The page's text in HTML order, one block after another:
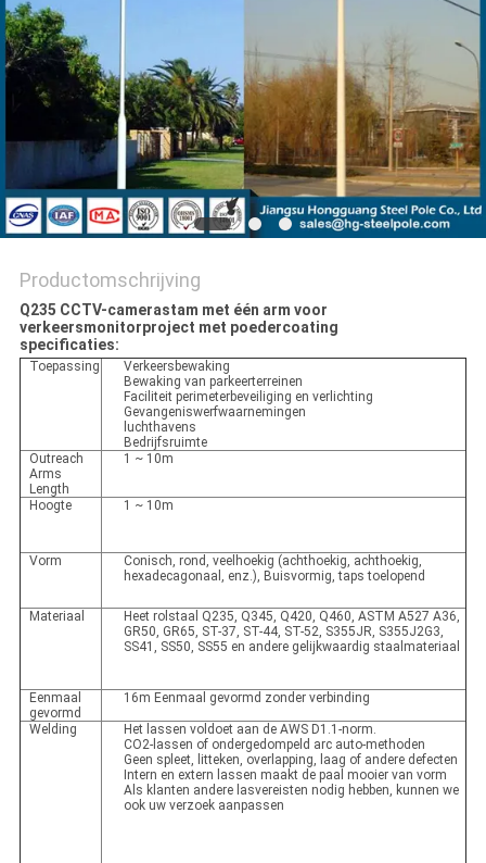
Productomschrijving
Q235 CCTV-camerastam met één arm voor
verkeersmonitorproject met poedercoating
specificaties:
Toepassing
Verkeersbewaking
Bewaking van parkeerterreinen
Faciliteit perimeterbeveiliging en verlichting
Gevangeniswerfwaarnemingen
luchthavens
Bedrijfsruimte
Outreach
Arms
Length
1 ~ 10m
Hoogte 1 ~ 10m
Vorm
Conisch, rond, veelhoekig (achthoekig, achthoekig,
hexadecagonaal, enz.), Buisvormig, taps toelopend
Materiaal
Heet rolstaal Q235, Q345, Q420, Q460, ASTM A527 A36,
GR50, GR65, ST-37, ST-44, ST-52, S355JR, S355J2G3,
SS41, SS50, SS55 en andere gelijkwaardig staalmateriaal
Eenmaal
gevormd
16m Eenmaal gevormd zonder verbinding
Welding
Het lassen voldoet aan de AWS D1.1-norm.
CO2-lassen of ondergedompeld arc auto-methoden
Geen spleet, litteken, overlapping, laag of andere defecten
Intern en extern lassen maakt de paal mooier van vorm
Als klanten andere lasvereisten nodig hebben, kunnen we
ook uw verzoek aanpassen